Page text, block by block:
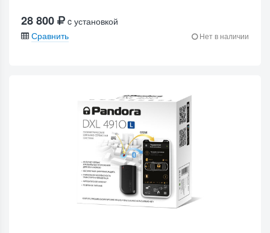
28 800
c установкой
Сравнить
Нет в наличии